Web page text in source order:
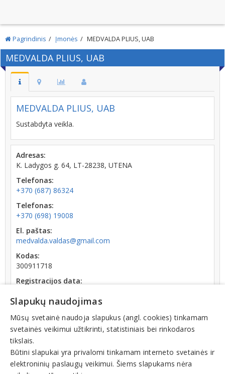
Pagrindinis Įmonės MEDVALDA PLIUS, UAB
MEDVALDA PLIUS, UAB
MEDVALDA PLIUS, UAB
Sustabdyta veikla.
Adresas:
K. Ladygos g. 64, LT-28238, UTENA
Telefonas:
+370 (687) 86324
Telefonas:
+370 (698) 19008
El. paštas:
medvalda.valdas@gmail.com
Kodas:
300911718
Registracijos data:
Apyvarta:
1 750 €, pelnas po mokesčių -107,9 % (2022 m.)
Slapukų naudojimas
Mūsų svetainė naudoja slapukus (angl. cookies) tinkamam
svetainės veikimui užtikrinti, statistiniais bei rinkodaros
tikslais.
Būtini slapukai yra privalomi tinkamam interneto svetainės ir
elektroninių paslaugų veikimui. Šiems slapukams nėra